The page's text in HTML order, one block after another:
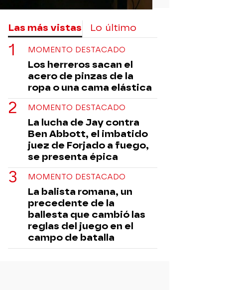
Las más vistas Lo último
MOMENTO DESTACADO
Los herreros sacan el
acero de pinzas de la
ropa o una cama elástica
MOMENTO DESTACADO
La lucha de Jay contra
Ben Abbott, el imbatido
juez de Forjado a fuego,
se presenta épica
MOMENTO DESTACADO
La balista romana, un
precedente de la
ballesta que cambió las
reglas del juego en el
campo de batalla